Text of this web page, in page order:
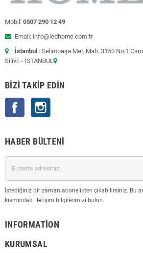
Mobil: 0507 290 12 49
Email: info@ledhome.com.tr
İstanbul : Selimpaşa Mer. Mah. 3150 No:1
Silivri - İSTANBUL
BIZI TAKIP EDIN
Facebook
HABER BÜLTENI
İstediğiniz bir zaman abonelikten çıkabilirsiniz. Bu
kısmındaki iletişim bilgilerimizi bulun.
INFORMATION
KURUMSAL